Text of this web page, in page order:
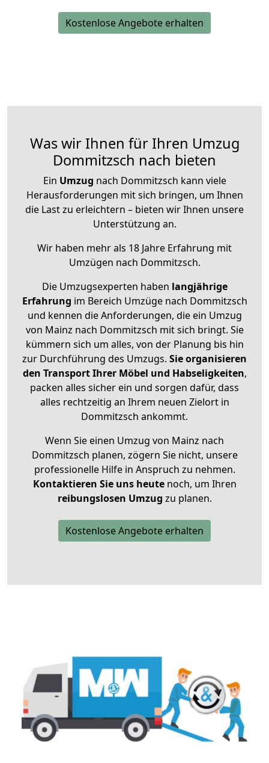
Kostenlose Angebote erhalten
Was wir Ihnen für Ihren Umzug
Dommitzsch nach bieten
Ein Umzug nach Dommitzsch kann viele
Herausforderungen mit sich bringen, um Ihnen
die Last zu erleichtern – bieten wir Ihnen unsere
Unterstützung an.
Wir haben mehr als 18 Jahre Erfahrung mit
Umzügen nach Dommitzsch.
Die Umzugsexperten haben langjährige
Erfahrung im Bereich Umzüge nach Dommitzsch
und kennen die Anforderungen, die ein Umzug
von Mainz nach Dommitzsch mit sich bringt. Sie
kümmern sich um alles, von der Planung bis hin
zur Durchführung des Umzugs. Sie organisieren
den Transport Ihrer Möbel und Habseligkeiten,
packen alles sicher ein und sorgen dafür, dass
alles rechtzeitig an Ihrem neuen Zielort in
Dommitzsch ankommt.
Wenn Sie einen Umzug von Mainz nach
Dommitzsch planen, zögern Sie nicht, unsere
professionelle Hilfe in Anspruch zu nehmen.
Kontaktieren Sie uns heutenoch, um Ihren
reibungslosen Umzug zu planen.
Kostenlose Angebote erhalten